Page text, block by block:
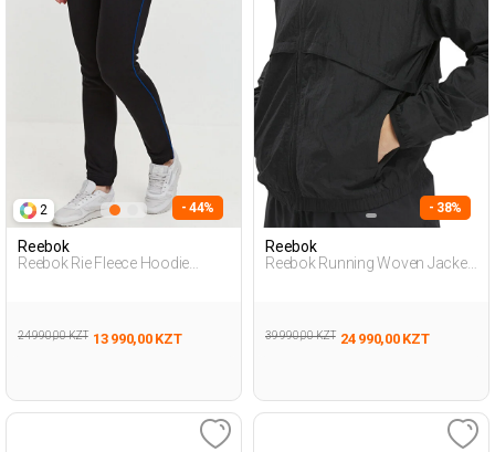
2 - 44%
Reebok
Reebok Rie Fleece Hoodie
24 990,00 KZT 13 990,00 KZT
- 38%
Reebok
Reebok Running Woven Jacket
39 990,00 KZT 24 990,00 KZT